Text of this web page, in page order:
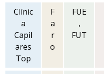
Clínic
a
Capil
ares
Top
F
a
r
o
FUE
,
FUT